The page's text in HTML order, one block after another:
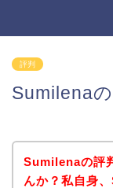
評判
Sumilena
Sumilenaの評
んか？私自身